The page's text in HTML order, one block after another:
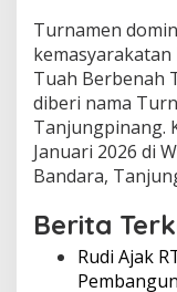
Turnamen
Tuah Berbenah
diberi nama
Tanjungpinang.
Januari 2026 di
Bandara,
Berita
Rudi Ajak